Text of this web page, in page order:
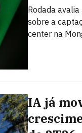
Rodada
sobre a
center na
IA já